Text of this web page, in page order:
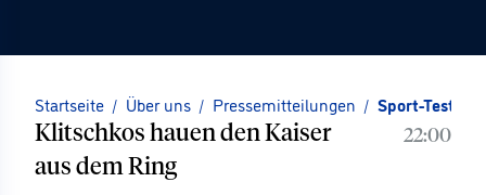
Startseite / Über uns / Pressemitteilungen / Sport-
Klitschkos hauen den Kaiser
aus dem Ring
22:00